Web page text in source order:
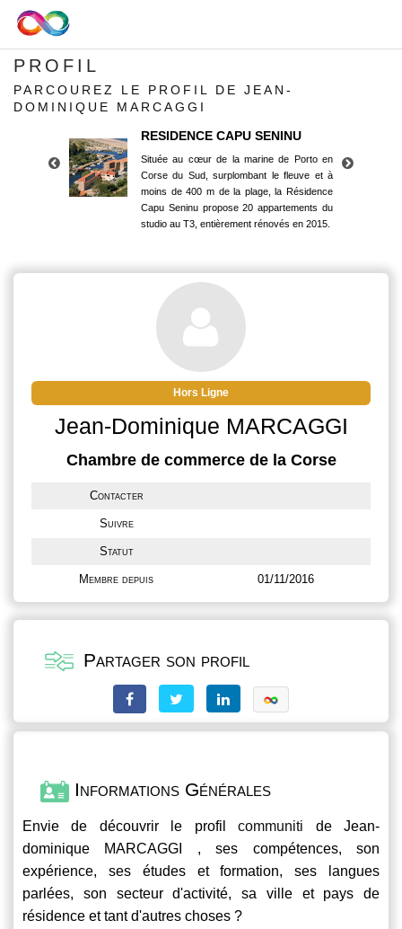
PROFIL
PARCOUREZ LE PROFIL DE JEAN-
DOMINIQUE MARCAGGI
RESIDENCE CAPU SENINU
Située au cœur de la marine de Porto en
Corse du Sud, surplombant le fleuve et à
moins de 400 m de la plage, la Résidence
Capu Seninu propose 20 appartements du
studio au T3, entièrement rénovés en 2015.
Corse du Sud, surplombant le fleuve et à
moins de 400 m de la plage, la Résidence
Capu Seninu propose 20 appartements du
studio au T3, entièrement rénovés en 2015.
Hors Ligne
Jean-Dominique MARCAGGI
Chambre de commerce de la Corse
Contacter
Suivre
Statut
Membre depuis 01/11/2016
Partager son profil
Informations Générales
Envie de découvrir le profilcommuniti de Jean-
dominique MARCAGGI , ses compétences, son
expérience, ses études et formation, ses langues
parlées, son secteur d'activité, sa ville et pays de
résidence et tant d'autres choses ?